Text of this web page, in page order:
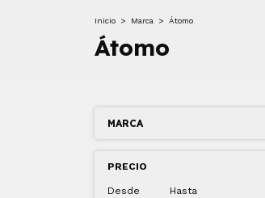
Inicio > Marca > Átomo
Átomo
MARCA
PRECIO
Desde Hasta